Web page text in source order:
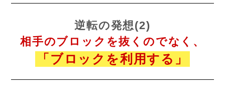
逆転の発想(2)
相手のブロックを抜くのでなく、
「ブロックを利用する」